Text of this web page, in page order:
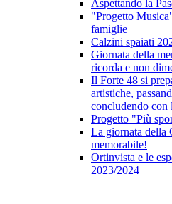
Aspettando la
"Progetto
famiglie
Calzini spaiati
Giornata della
ricorda e non
Il Forte 48 si
artistiche,
concludendo con
Progetto "Più
La giornata della
memorabile!
Ortinvista e le
2023/2024